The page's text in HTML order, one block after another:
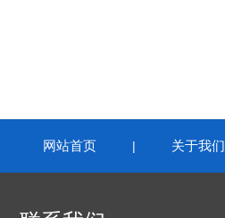
网站首页 | 关于我们